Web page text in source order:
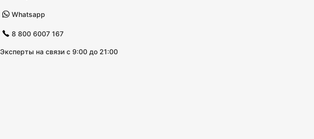
Whatsapp
8 800 6007 167
Эксперты на связи с 9:00 до 21:00